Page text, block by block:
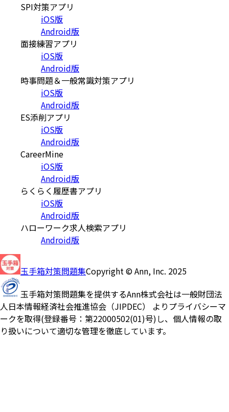
SPI対策アプリ
iOS版
Android版
面接練習アプリ
iOS版
Android版
時事問題＆一般常識対策アプリ
iOS版
Android版
ES添削アプリ
iOS版
Android版
CareerMine
iOS版
Android版
らくらく履歴書アプリ
iOS版
Android版
ハローワーク求人検索アプリ
Android版
玉手箱対策問題集Copyright © Ann, Inc. 2025
玉手箱対策問題集を提供するAnn株式会社は一般財団法
人日本情報経済社会推進協会（JIPDEC） よりプライバシーマ
ークを取得(登録番号：第22000502(01)号)し、個人情報の取
り扱いについて適切な管理を徹底しています。